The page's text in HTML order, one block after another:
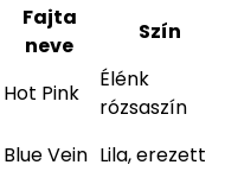
Fajta
neve
Szín
Hot Pink
Élénk
rózsaszín
Blue Vein Lila, erezett